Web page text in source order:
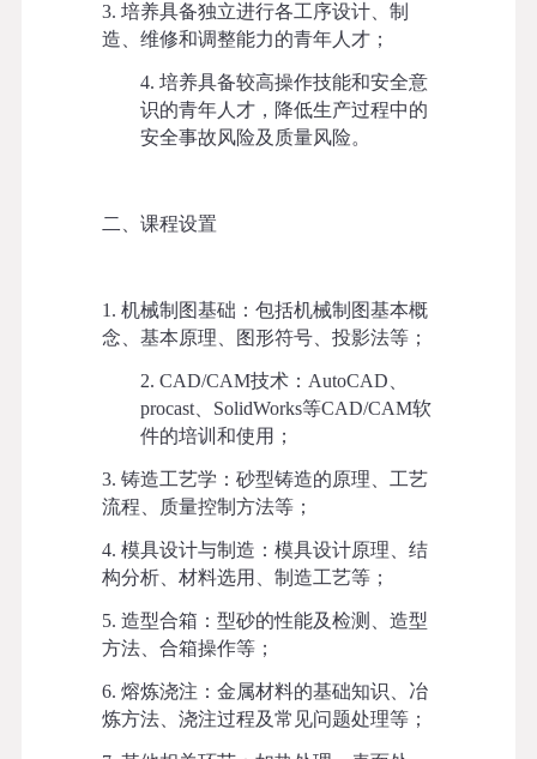
3. 培养具备独立进行各工序设计、制
造、维修和调整能力的青年人才；
4. 培养具备较高操作技能和安全意
识的青年人才，降低生产过程中的
安全事故风险及质量风险。
二 、课程设置
1. 机械制图基础：包括机械制图基本概
念、基本原理、图形符号、投影法等；
2. CAD/CAM技术：AutoCAD、
procast
SolidWorks等CAD/CAM软
件的培训和使用；
3. 铸造工艺学：砂型铸造的原理、工艺
流程、质量控制方法等；
4. 模具设计与制造：模具设计原理、结
构分析、材料选用、制造工艺等；
5. 造型合箱：型砂的性能及检测
、造型
方法、合箱操作等；
6. 熔炼浇注：金属材料的基础知识、冶
炼方法、浇注过程及常见问题处理等；